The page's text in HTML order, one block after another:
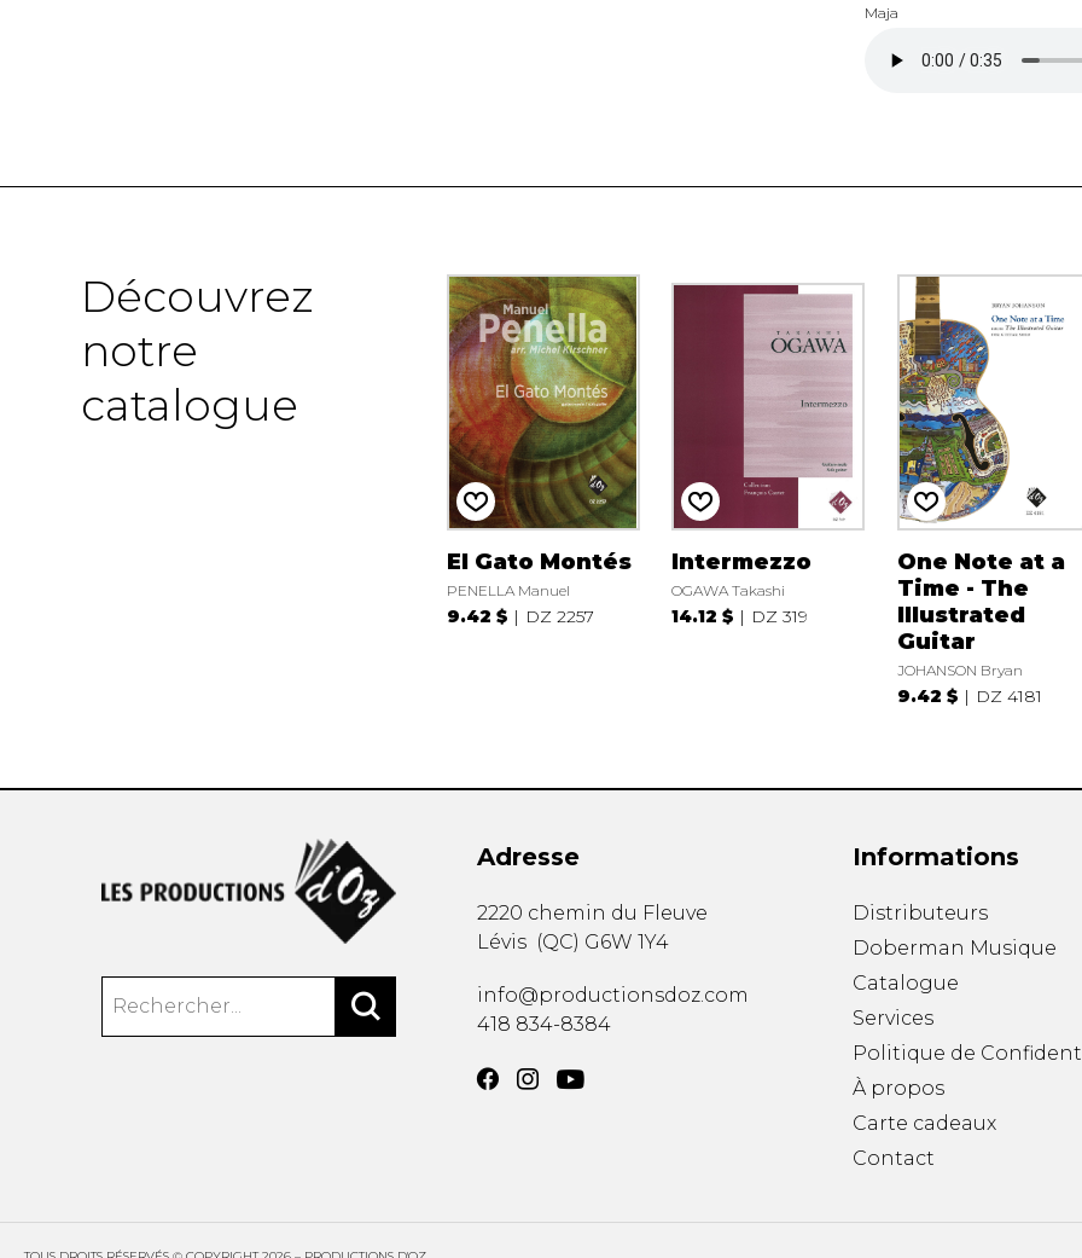
Maja
Découvrez
notre
catalogue
El Gato Montés
PENELLA Manuel
9.42 $ DZ 2257
Intermezzo
OGAWA Takashi
14.12 $ DZ 319
One Note at a
Time - The
Illustrated
Guitar
JOHANSON Bryan
9.42 $ DZ 4181
Adresse
2220 chemin du Fleuve
Lévis (QC) G6W 1Y4
info@productionsdoz.com
418 834-8384
Informations
Distributeurs
Doberman Musique
Catalogue
Services
Politique de
À propos
Carte cadeaux
Contact